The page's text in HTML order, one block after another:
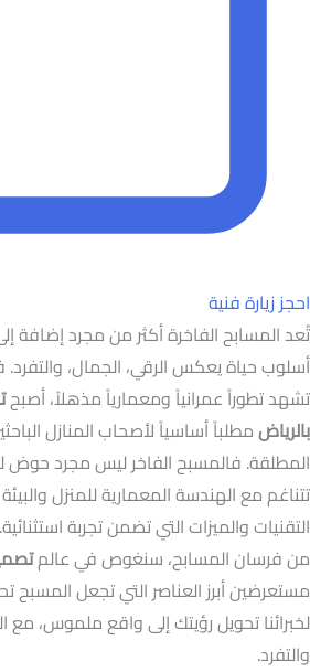
احجز زيارة فنية
تُعد المسابح الفاخرة أكثر من مجرد إضافة
أسلوب حياة يعكس الرقي، الجمال، والتفرد.
تشهد تطوراً عمرانياً ومعمارياً مذهلاً، أصبح
بالرياضمطلباً أساسياً لأصحاب المنازل
المطلقة. فالمسبح الفاخر ليس مجرد حوض
تتناغم مع الهندسة المعمارية للمنزل
التقنيات والميزات التي تضمن تجربة
من فرسان المسابح، سنغوص في عالم
مستعرضين أبرز العناصر التي تجعل
لخبرائنا تحويل رؤيتك إلى واقع ملموس، مع
والتفرد.